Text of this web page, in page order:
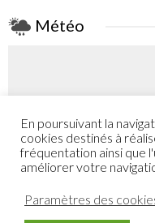
Météo
Coefficient
52 - 48
En poursuivant la
cookies destinés à
fréquentation ainsi que
améliorer votre
Paramètres des